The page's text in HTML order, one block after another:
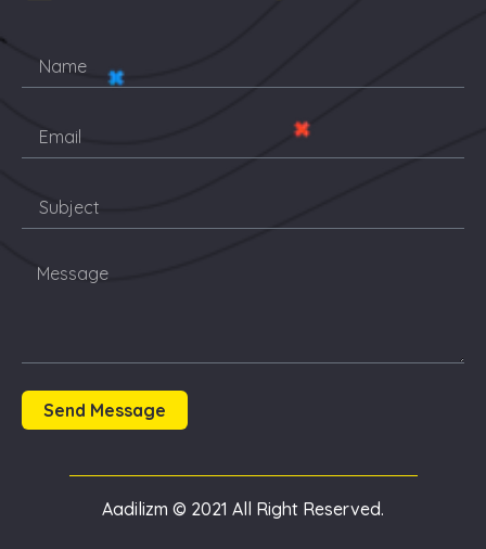
Send Message
Aadilizm © 2021 All Right Reserved.